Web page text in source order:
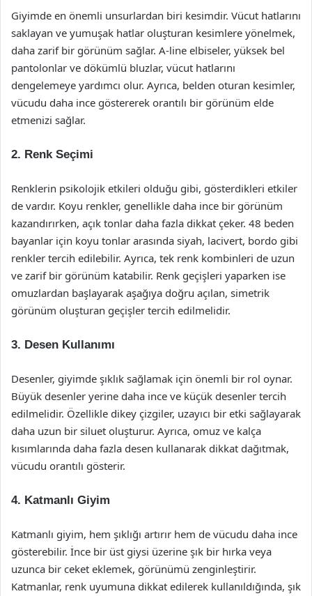
Giyimde en önemli unsurlardan biri kesimdir. Vücut hatlarını
saklayan ve yumuşak hatlar oluşturan kesimlere yönelmek,
daha zarif bir görünüm sağlar. A-line elbiseler, yüksek bel
pantolonlar ve dökümlü bluzlar, vücut hatlarını
dengelemeye yardımcı olur. Ayrıca, belden oturan kesimler,
vücudu daha ince göstererek orantılı bir görünüm elde
etmenizi sağlar.
2. Renk Seçimi
Renklerin psikolojik etkileri olduğu gibi, gösterdikleri etkiler
de vardır. Koyu renkler, genellikle daha ince bir görünüm
kazandırırken, açık tonlar daha fazla dikkat çeker. 48 beden
bayanlar için koyu tonlar arasında siyah, lacivert, bordo gibi
renkler tercih edilebilir. Ayrıca, tek renk kombinleri de uzun
ve zarif bir görünüm katabilir. Renk geçişleri yaparken ise
omuzlardan başlayarak aşağıya doğru açılan, simetrik
görünüm oluşturan geçişler tercih edilmelidir.
3. Desen Kullanımı
Desenler, giyimde şıklık sağlamak için önemli bir rol oynar.
Büyük desenler yerine daha ince ve küçük desenler tercih
edilmelidir. Özellikle dikey çizgiler, uzayıcı bir etki sağlayarak
daha uzun bir siluet oluşturur. Ayrıca, omuz ve kalça
kısımlarında daha fazla desen kullanarak dikkat dağıtmak,
vücudu orantılı gösterir.
4. Katmanlı Giyim
Katmanlı giyim, hem şıklığı artırır hem de vücudu daha ince
gösterebilir. İnce bir üst giysi üzerine şık bir hırka veya
uzunca bir ceket eklemek, görünümü zenginleştirir.
Katmanlar, renk uyumuna dikkat edilerek kullanıldığında, şık